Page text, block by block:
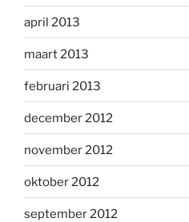
april 2013
maart 2013
februari 2013
december 2012
november 2012
oktober 2012
september 2012